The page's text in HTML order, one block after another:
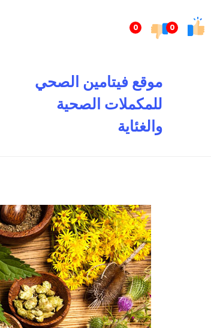
0
0إلى
موقع فيتامين الصحي
للمكملات الصحية
والغئاية